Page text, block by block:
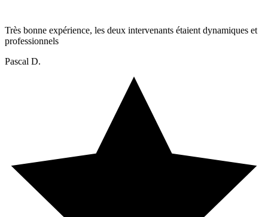
Très bonne expérience, les deux intervenants étaient dynamiques et
professionnels
Pascal D.